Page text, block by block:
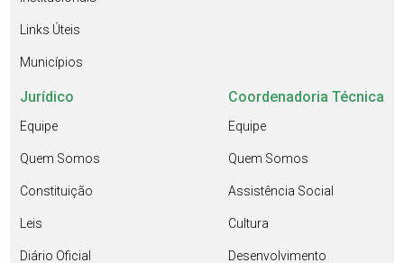
Links Úteis
Municípios
Jurídico
Equipe
Quem Somos
Constituição
Leis
Diário Oficial
Coordenadoria Técnica
Equipe
Quem Somos
Assistência Social
Cultura
Desenvolvimento